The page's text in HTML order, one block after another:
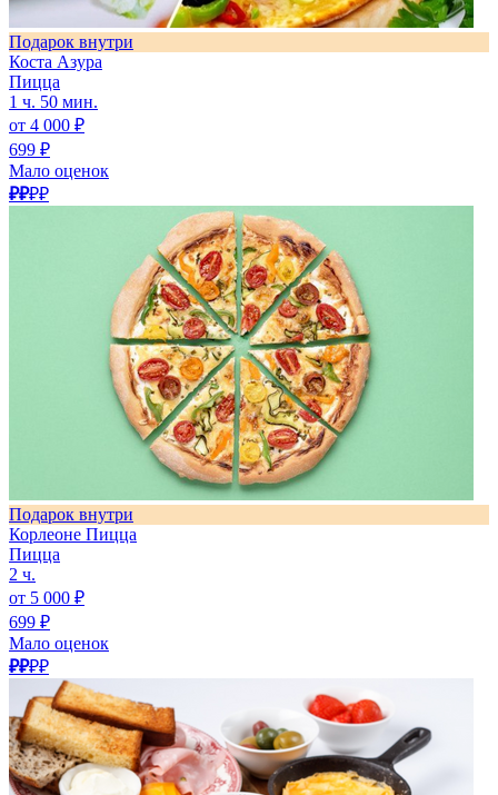
Подарок внутри
Коста Азура
Пицца
1 ч. 50 мин.
от 4 000 ₽
699 ₽
Мало оценок
₽₽₽₽
Подарок внутри
Корлеоне Пицца
Пицца
2 ч.
от 5 000 ₽
699 ₽
Мало оценок
₽₽₽₽